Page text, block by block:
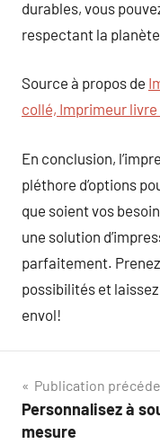
durables, vous
respectant la
Source à propos de
collé, Imprimeur
En conclusion,
pléthore d’options
que soient vos
une solution
parfaitement.
possibilités et
envol!
Navigation
de
Publication
Personnalisez à
mesure